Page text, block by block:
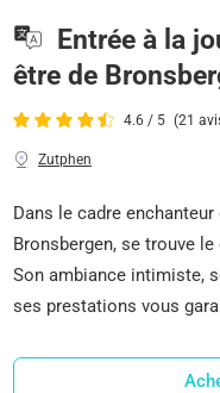
Entrée à la
être de
4.6 / 5 (21
Zutphen
Dans le cadre
Bronsbergen, se trouve
Son ambiance intimiste,
ses prestations vous